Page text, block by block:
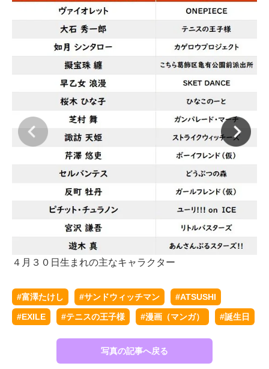
４月３０日生まれの主なキャラクター
#富澤たけし #サンドウィッチマン #ATSUSHI
#EXILE #テニスの王子様 #漫画（マンガ） #誕生日
写真の記事へ戻る